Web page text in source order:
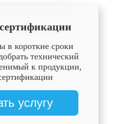
в короткие сроки
технический
к продукции,
услугу